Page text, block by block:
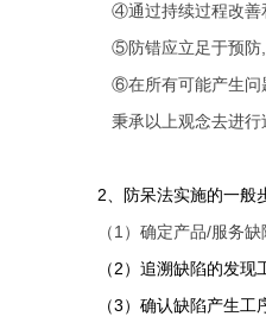
④通过持续过程改善和
⑤防错应立足于预防,
⑥在所有可能产生问
秉承以上观念去进行
2 、防呆法实施的一
（1）确定产品/服务缺
（2）追溯缺陷的发现
（3）确认缺陷产生工序